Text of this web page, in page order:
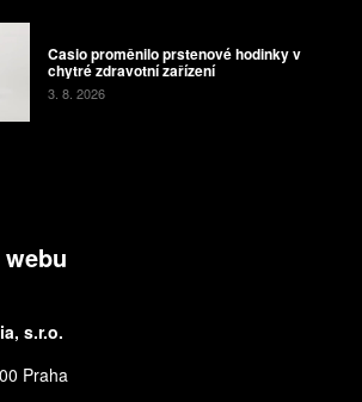
Casio proměnilo prstenové hodinky v
chytré zdravotní zařízení
3. 8. 2026
s.r.o.
Praha